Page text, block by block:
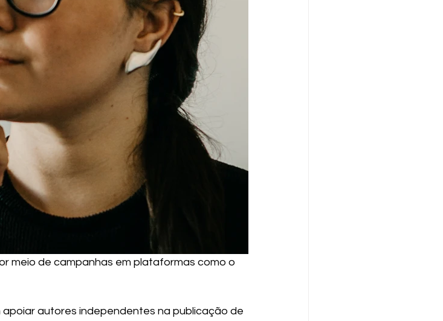
meio de campanhas em plataformas como o
autores independentes na publicação de